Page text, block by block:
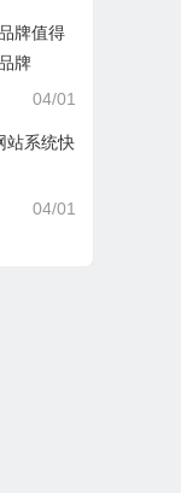
牌值得
牌
04/01
站系统快
04/01